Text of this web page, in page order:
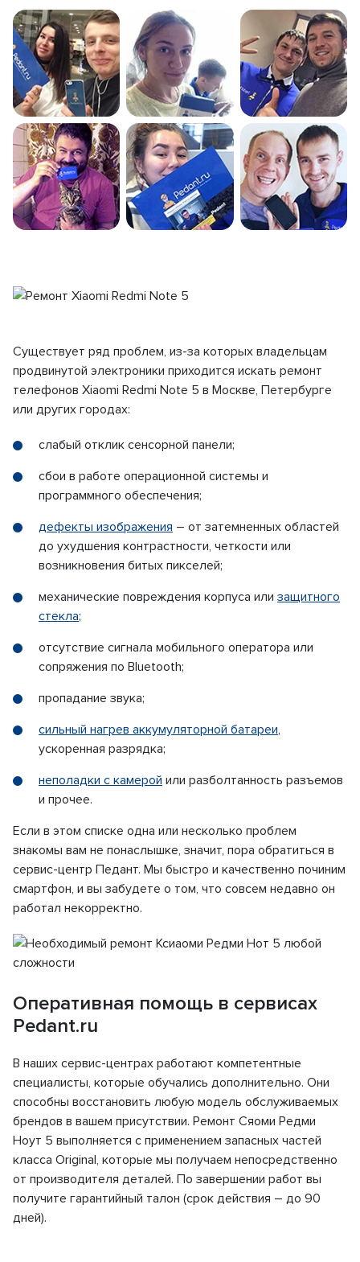
Существует ряд проблем, из-за которых владельцам
продвинутой электроники приходится искать ремонт
телефонов Xiaomi Redmi Note 5 в Москве, Петербурге
или других городах:
слабый отклик сенсорной панели;
сбои в работе операционной системы и
программного обеспечения;
дефекты изображения – от затемненных областей
до ухудшения контрастности, четкости или
возникновения битых пикселей;
механические повреждения корпуса или защитного
стекла;
отсутствие сигнала мобильного оператора или
сопряжения по Bluetooth;
пропадание звука;
сильный нагрев аккумуляторной батареи,
ускоренная разрядка;
неполадки с камерой или разболтанность разъемов
и прочее.
Если в этом списке одна или несколько проблем
знакомы вам не понаслышке, значит, пора обратиться в
сервис-центр Педант. Мы быстро и качественно починим
смартфон, и вы забудете о том, что совсем недавно он
работал некорректно.
Оперативная помощь в сервисах
Pedant.ru
В наших сервис-центрах работают компетентные
специалисты, которые обучались дополнительно. Они
способны восстановить любую модель обслуживаемых
брендов в вашем присутствии. Ремонт Сяоми Редми
Ноут 5 выполняется с применением запасных частей
класса Original, которые мы получаем непосредственно
от производителя деталей. По завершении работ вы
получите гарантийный талон (срок действия – до 90
дней).